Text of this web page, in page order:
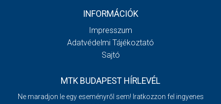
INFORMÁCIÓK
Impresszum
Adatvédelmi Tájékoztató
Sajtó
MTK BUDAPEST HÍRLEVÉL
Ne maradjon le egy eseményről sem! Iratkozzon fel ingyenes